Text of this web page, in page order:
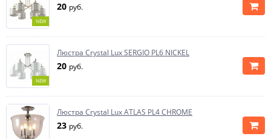
NEW
20 руб.
NEW
Люстра Crystal Lux SERGIO PL6 NICKEL
20 руб.
Люстра Crystal Lux ATLAS PL4 CHROME
23 руб.